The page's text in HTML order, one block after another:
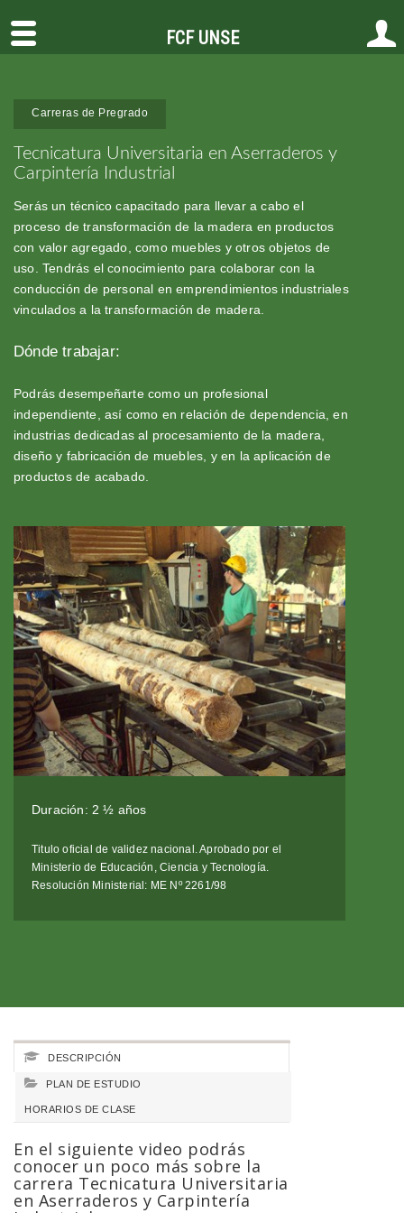
Carreras de Pregrado
Tecnicatura Universitaria en Aserraderos y
Carpintería Industrial
Serás un técnico capacitado para llevar a cabo el
proceso de transformación de la madera en productos
con valor agregado, como muebles y otros objetos de
uso. Tendrás el conocimiento para colaborar con la
conducción de personal en emprendimientos industriales
vinculados a la transformación de madera.
Dónde trabajar:
Podrás desempeñarte como un profesional
independiente, así como en relación de dependencia, en
industrias dedicadas al procesamiento de la madera,
diseño y fabricación de muebles, y en la aplicación de
productos de acabado.
Duración: 2 ½ años
Titulo oficial de validez nacional. Aprobado por el
Ministerio de Educación, Ciencia y Tecnología.
Resolución Ministerial: ME Nº 2261/98
DESCRIPCIÓN
PLAN DE ESTUDIO
HORARIOS DE CLASE
En el siguiente video podrás
conocer un poco más sobre la
carrera Tecnicatura Universitaria
en Aserraderos y Carpintería
FCF UNSE